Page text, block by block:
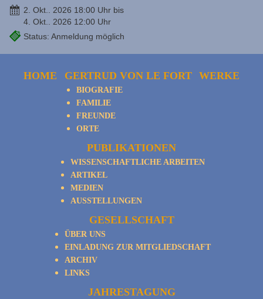
2. Okt.. 2026 18:00 Uhr bis
4. Okt.. 2026 12:00 Uhr
Status: Anmeldung möglich
HOME GERTRUD VON LE FORT
BIOGRAFIE
FAMILIE
FREUNDE
ORTE
WERKE
PUBLIKATIONEN
WISSENSCHAFTLICHE ARBEITEN
ARTIKEL
MEDIEN
AUSSTELLUNGEN
GESELLSCHAFT
ÜBER UNS
EINLADUNG ZUR MITGLIEDSCHAFT
ARCHIV
LINKS
JAHRESTAGUNG